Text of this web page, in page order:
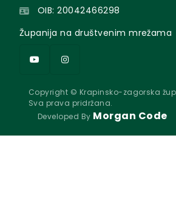
OIB: 20042466298
Županija na društvenim mrežama
Copyright © Krapinsko-zagorska
Sva prava pridržana.
Developed By Morgan Code